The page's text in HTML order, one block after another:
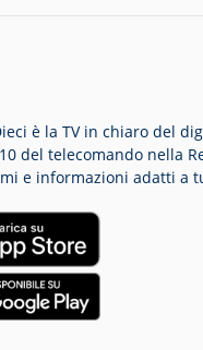
è la TV in chiaro del
del telecomando nella
e informazioni adatti a